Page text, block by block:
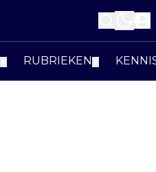
RUBRIEKEN